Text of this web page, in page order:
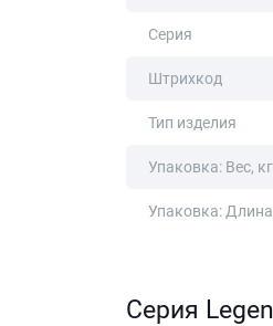
Серия
Штрихкод
Тип изделия
Упаковка: Вес, кг
Упаковка:
Серия